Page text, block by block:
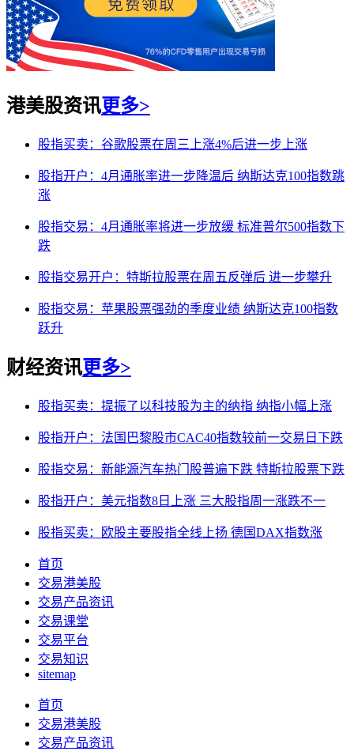
港美股资讯更多>
股指买卖：谷歌股票在周三上涨4%后进一步上涨
股指开户：4月通胀率进一步降温后 纳斯达克100指数跳
涨
股指交易：4月通胀率将进一步放缓 标准普尔500指数下
跌
股指交易开户：特斯拉股票在周五反弹后 进一步攀升
股指交易：苹果股票强劲的季度业绩 纳斯达克100指数
跃升
财经资讯更多>
股指买卖：提振了以科技股为主的纳指 纳指小幅上涨
股指开户：法国巴黎股市CAC40指数较前一交易日下跌
股指交易：新能源汽车热门股普遍下跌 特斯拉股票下跌
股指开户：美元指数8日上涨 三大股指周一涨跌不一
股指买卖：欧股主要股指全线上扬 德国DAX指数涨
首页
交易港美股
交易产品资讯
交易课堂
交易平台
交易知识
sitemap
首页
交易港美股
交易产品资讯